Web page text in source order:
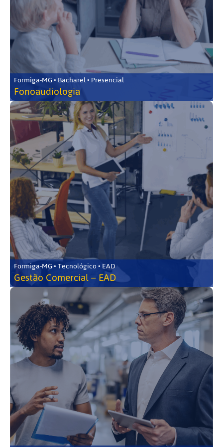
Formiga-MG • Bacharel • Presencial
Fonoaudiologia
Formiga-MG • Tecnológico • EAD
Gestão Comercial – EAD